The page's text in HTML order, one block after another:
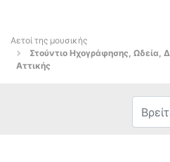
Αετοί της μουσικής
Στούντιο Ηχογράφησης, Ωδεία,
Αττικής